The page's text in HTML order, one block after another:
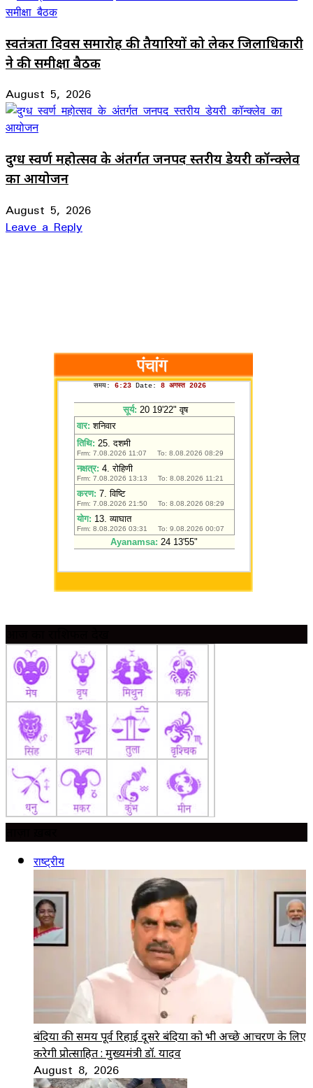
स्वतंत्रता दिवस समारोह की तैयारियों को लेकर जिलाधिकारी
ने की समीक्षा बैठक
August 5, 2026
दुग्ध स्वर्ण महोत्सव के अंतर्गत जनपद स्तरीय डेयरी कॉन्क्लेव
का आयोजन
August 5, 2026
Leave a Reply
राष्ट्रीय
बंदियों की समय पूर्व रिहाई दूसरे बंदियों को भी अच्छे आचरण के लिए
करेगी प्रोत्साहित : मुख्यमंत्री डॉ. यादव
August 8, 2026